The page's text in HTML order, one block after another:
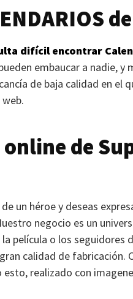
de
difícil encontrar
embaucar a nadie,
de baja calidad en el
de
un héroe y deseas
negocio es un
película o los seguidores
calidad de fabricación.
realizado con